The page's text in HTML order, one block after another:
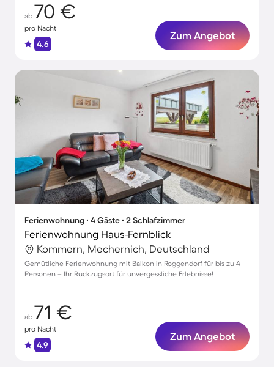
ab 70 €
pro Nacht
4.6
Zum Angebot
Ferienwohnung ∙ 4 Gäste ∙ 2 Schlafzimmer
Ferienwohnung Haus-Fernblick
Kommern, Mechernich, Deutschland
Gemütliche Ferienwohnung mit Balkon in Roggendorf für bis zu 4
Personen – Ihr Rückzugsort für unvergessliche Erlebnisse!
ab 71 €
pro Nacht
4.9
Zum Angebot